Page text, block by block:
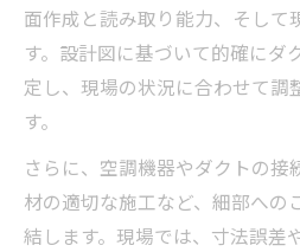
面作成と読み取り能力、そして
す。設計図に基づいて的確にダ
定し、現場の状況に合わせて調
す。
さらに、空調機器やダクトの接
材の適切な施工など、細部への
結します。現場では、寸法誤差